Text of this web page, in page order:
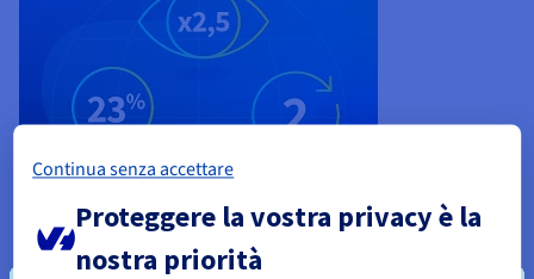
Continua senza accettare
Proteggere la vostra privacy è la
nostra priorità